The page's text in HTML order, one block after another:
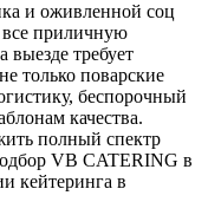
и оживленной соц
все приличную
выезде требует
только поварские
беспорочный
качества.
полный спектр
VB CATERING в
кейтеринга в